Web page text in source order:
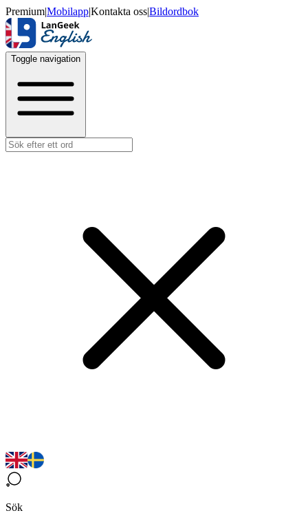
Premium|Mobilapp|Kontakta oss|Bildordbok
Toggle navigation
Sök